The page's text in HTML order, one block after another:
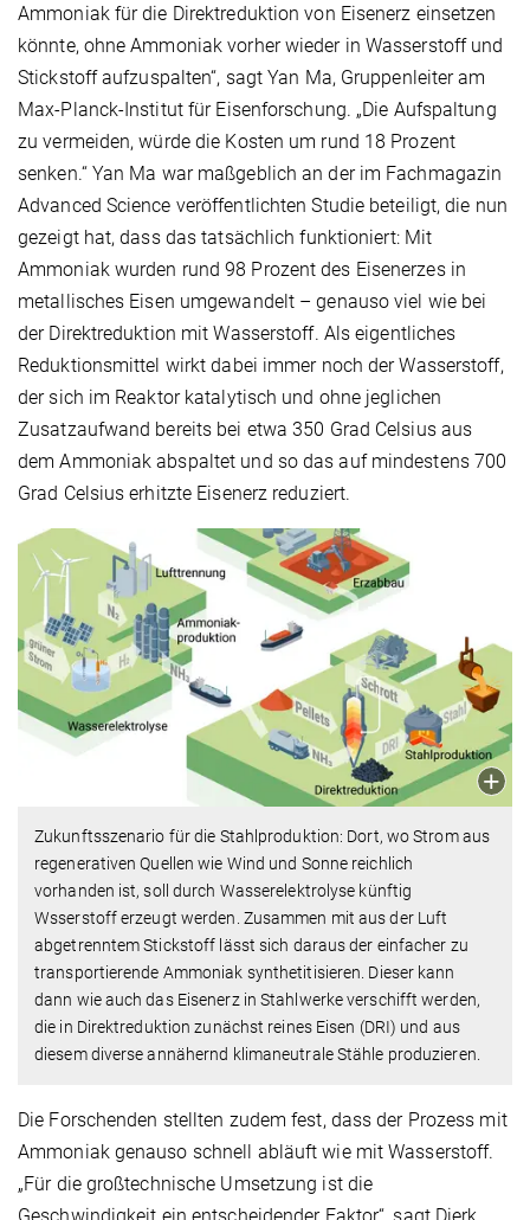
Ammoniak für die Direktreduktion von Eisenerz einsetzen
könnte, ohne Ammoniak vorher wieder in Wasserstoff und
Stickstoff aufzuspalten“, sagt Yan Ma, Gruppenleiter am
Max-Planck-Institut für Eisenforschung. „Die Aufspaltung
zu vermeiden, würde die Kosten um rund 18 Prozent
senken.“ Yan Ma war maßgeblich an der im Fachmagazin
Advanced Science veröffentlichten Studie beteiligt, die nun
gezeigt hat, dass das tatsächlich funktioniert: Mit
Ammoniak wurden rund 98 Prozent des Eisenerzes in
metallisches Eisen umgewandelt – genauso viel wie bei
der Direktreduktion mit Wasserstoff. Als eigentliches
Reduktionsmittel wirkt dabei immer noch der Wasserstoff,
der sich im Reaktor katalytisch und ohne jeglichen
Zusatzaufwand bereits bei etwa 350 Grad Celsius aus
dem Ammoniak abspaltet und so das auf mindestens 700
Grad Celsius erhitzte Eisenerz reduziert.
Zukunftsszenario für die Stahlproduktion: Dort, wo Strom aus
regenerativen Quellen wie Wind und Sonne reichlich
vorhanden ist, soll durch Wasserelektrolyse künftig
Wsserstoff erzeugt werden. Zusammen mit aus der Luft
abgetrenntem Stickstoff lässt sich daraus der einfacher zu
transportierende Ammoniak synthetitisieren. Dieser kann
dann wie auch das Eisenerz in Stahlwerke verschifft werden,
die in Direktreduktion zunächst reines Eisen (DRI) und aus
diesem diverse annähernd klimaneutrale Stähle produzieren.
Die Forschenden stellten zudem fest, dass der Prozess mit
Ammoniak genauso schnell abläuft wie mit Wasserstoff.
„Für die großtechnische Umsetzung ist die